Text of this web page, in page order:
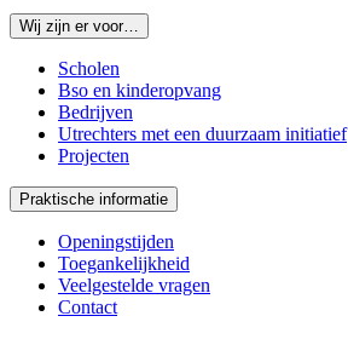
Wij zijn er voor…
Scholen
Bso en kinderopvang
Bedrijven
Utrechters met een duurzaam initiatief
Projecten
Praktische informatie
Openingstijden
Toegankelijkheid
Veelgestelde vragen
Contact